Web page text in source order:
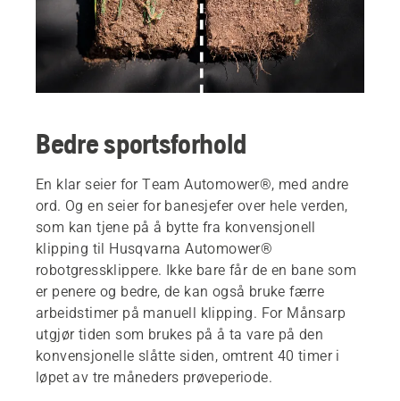
Bedre sportsforhold
En klar seier for Team Automower®, med andre
ord. Og en seier for banesjefer over hele verden,
som kan tjene på å bytte fra konvensjonell
klipping til Husqvarna Automower®
robotgressklippere. Ikke bare får de en bane som
er penere og bedre, de kan også bruke færre
arbeidstimer på manuell klipping. For Månsarp
utgjør tiden som brukes på å ta vare på den
konvensjonelle slåtte siden, omtrent 40 timer i
løpet av tre måneders prøveperiode.